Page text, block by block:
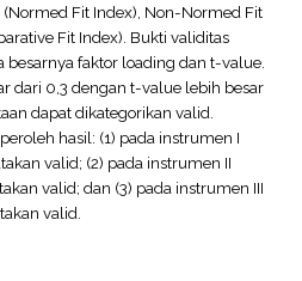
Fit Index), Non-Normed Fit
Fit Index). Bukti validitas
faktor loading dan t-value.
dari 0,3 dengan t-value lebih besar
dapat dikategorikan valid.
hasil: (1) pada instrumen I
valid; (2) pada instrumen II
valid; dan (3) pada instrumen III
valid.